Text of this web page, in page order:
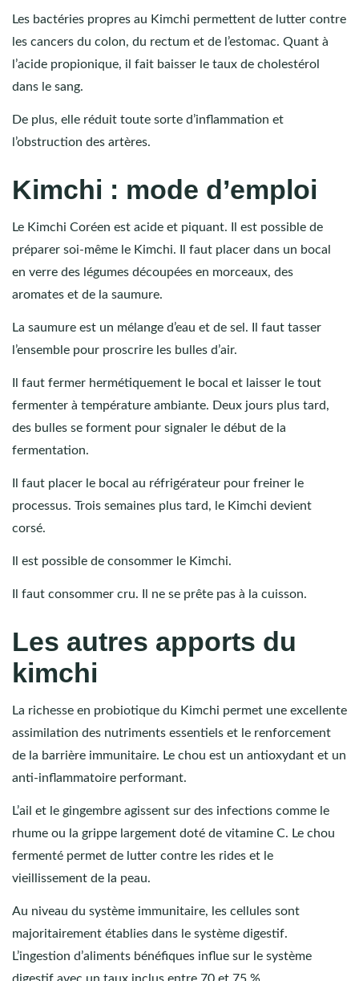
Les bactéries propres au Kimchi permettent de lutter contre
les cancers du colon, du rectum et de l’estomac. Quant à
l’acide propionique, il fait baisser le taux de cholestérol
dans le sang.
De plus, elle réduit toute sorte d’inflammation et
l’obstruction des artères.
Kimchi : mode d’emploi
Le Kimchi Coréen est acide et piquant. Il est possible de
préparer soi-même le Kimchi. Il faut placer dans un bocal
en verre des légumes découpées en morceaux, des
aromates et de la saumure.
La saumure est un mélange d’eau et de sel. Il faut tasser
l’ensemble pour proscrire les bulles d’air.
Il faut fermer hermétiquement le bocal et laisser le tout
fermenter à température ambiante. Deux jours plus tard,
des bulles se forment pour signaler le début de la
fermentation.
Il faut placer le bocal au réfrigérateur pour freiner le
processus. Trois semaines plus tard, le Kimchi devient
corsé.
Il est possible de consommer le Kimchi.
Il faut consommer cru. Il ne se prête pas à la cuisson.
Les autres apports du
kimchi
La richesse en probiotique du Kimchi permet une excellente
assimilation des nutriments essentiels et le renforcement
de la barrière immunitaire. Le chou est un antioxydant et un
anti-inflammatoire performant.
L’ail et le gingembre agissent sur des infections comme le
rhume ou la grippe largement doté de vitamine C. Le chou
fermenté permet de lutter contre les rides et le
vieillissement de la peau.
Au niveau du système immunitaire, les cellules sont
majoritairement établies dans le système digestif.
L’ingestion d’aliments bénéfiques influe sur le système